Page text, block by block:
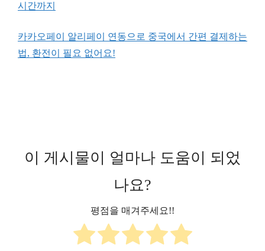
시간까지
카카오페이 알리페이 연동으로 중국에서 간편 결제하는
법, 환전이 필요 없어요!
이 게시물이 얼마나 도움이 되었
나요?
평점을 매겨주세요!!